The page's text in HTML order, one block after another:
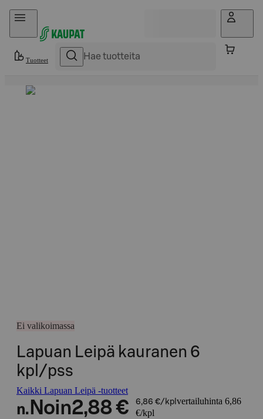
Hyppää sisältöön
Tuotteet
Ei valikoimassa
Lapuan Leipä kauranen 6
kpl/pss
Kaikki Lapuan Leipä -tuotteet
n. Noin2,88 € 6,86 €/kpl vertailuhinta 6,86
€/kpl